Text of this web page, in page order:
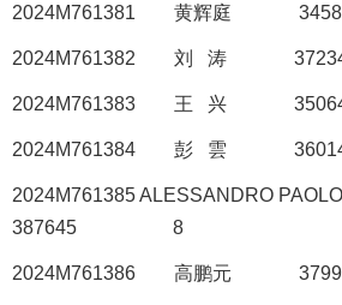
2024M761381 黄辉庭
2024M761382 刘 涛
2024M761383 王 兴
2024M761384 彭 雲
2024M761385 ALESSANDRO
387645
8
2024M761386 高鹏元